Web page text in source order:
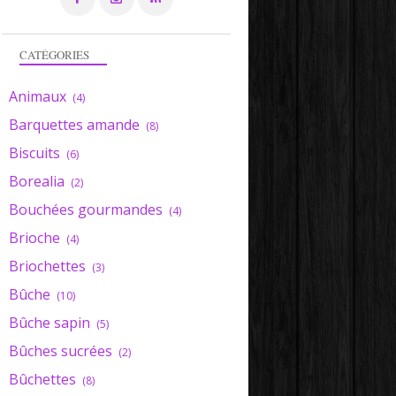
CATÉGORIES
Animaux (4)
Barquettes amande (8)
Biscuits (6)
Borealia (2)
Bouchées gourmandes (4)
Brioche (4)
Briochettes (3)
Bûche (10)
Bûche sapin (5)
Bûches sucrées (2)
Bûchettes (8)